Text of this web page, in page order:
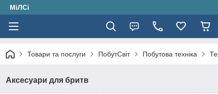
МіЛСі
Товари та послуги ПобутСвіт Побутова техніка
Аксесуари для бритв